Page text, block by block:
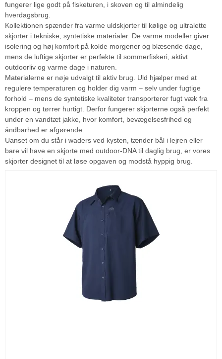
fungerer lige godt på fisketuren, i skoven og til almindelig
hverdagsbrug.
Kollektionen spænder fra varme uldskjorter til kølige og ultralette
skjorter i tekniske, syntetiske materialer. De varme modeller giver
isolering og høj komfort på kolde morgener og blæsende dage,
mens de luftige skjorter er perfekte til sommerfiskeri, aktivt
outdoorliv og varme dage i naturen.
Materialerne er nøje udvalgt til aktiv brug. Uld hjælper med at
regulere temperaturen og holder dig varm – selv under fugtige
forhold – mens de syntetiske kvaliteter transporterer fugt væk fra
kroppen og tørrer hurtigt. Derfor fungerer skjorterne også perfekt
under en vandtæt jakke, hvor komfort, bevægelsesfrihed og
åndbarhed er afgørende.
Uanset om du står i waders ved kysten, tænder bål i lejren eller
bare vil have en skjorte med outdoor-DNA til daglig brug, er vores
skjorter designet til at løse opgaven og modstå hyppig brug.